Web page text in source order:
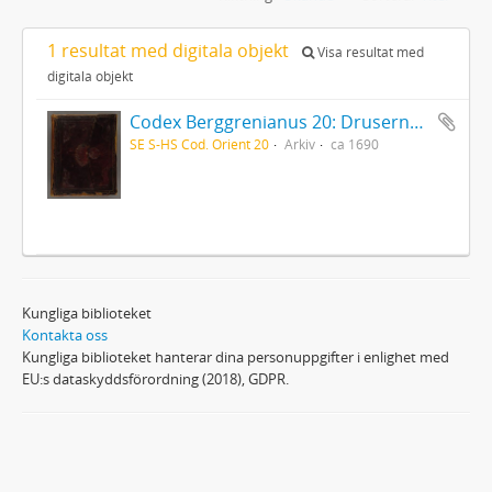
1 resultat med digitala objekt
Visa resultat med
digitala objekt
Codex Berggrenianus 20: Drusernas på Libanon heliga bok
SE S-HS Cod. Orient 20 Arkiv ca 1690
Kungliga biblioteket
Kontakta oss
Kungliga biblioteket hanterar dina personuppgifter i enlighet med
EU:s dataskyddsförordning (2018), GDPR.